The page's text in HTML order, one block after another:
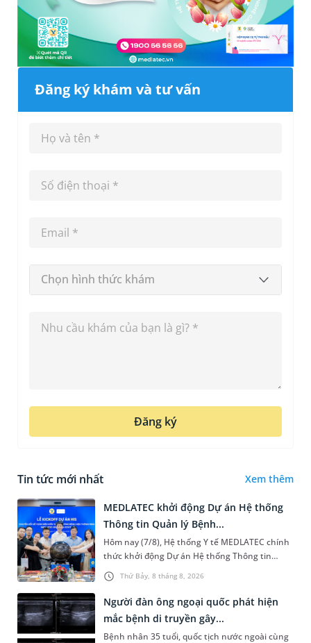
Đăng ký khám và tư vấn
Chọn hình thức khám
Đăng ký
Tin tức mới nhất Xem thêm
Thứ Bảy, 8 tháng 8, 2026
MEDLATEC khởi động Dự án Hệ thống
Thông tin Quản lý Bệnh...
Hôm nay (7/8), Hệ thống Y tế MEDLATEC chính
thức khởi động Dự án Hệ thống Thông tin
Quản lý Bệnh viện (HIS - Hospital Information
System) giai đoạn mới. Dự á...
Người đàn ông ngoại quốc phát hiện
mắc bệnh di truyền gây...
Bệnh nhân 35 tuổi, quốc tịch nước ngoài cùng